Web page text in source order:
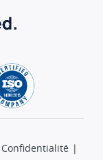
Confidentialité |